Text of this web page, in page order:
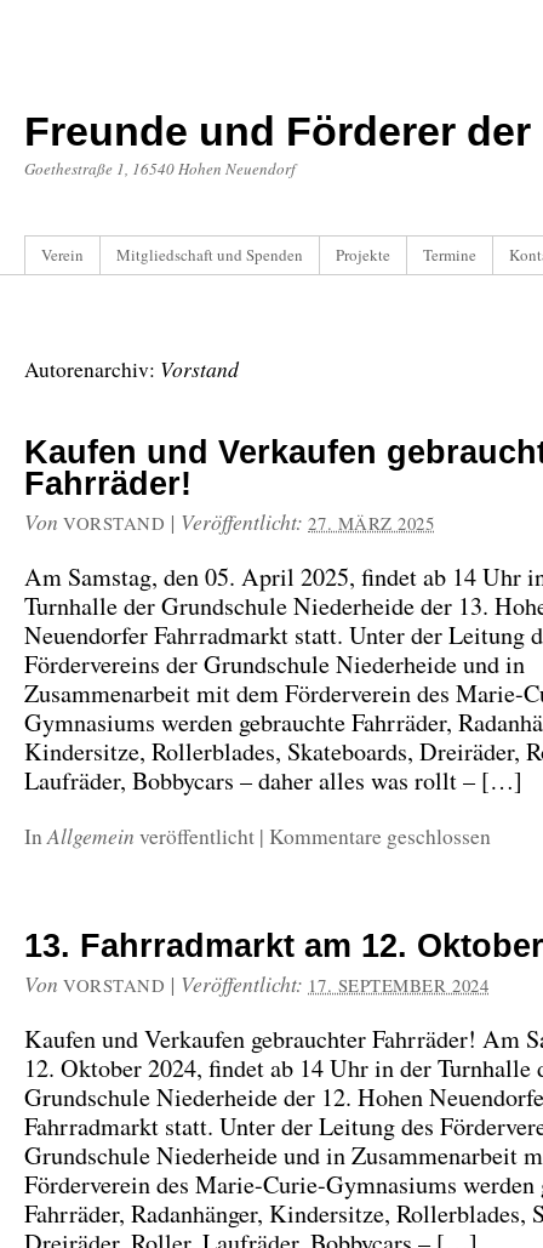
Freunde und Förderer
Goethestraße 1, 16540 Hohen Neuendorf
Verein Mitgliedschaft und Spenden Projekte Termine
Autorenarchiv: Vorstand
Kaufen und Verkaufen
Fahrräder!
Von VORSTAND | Veröffentlicht:27. MÄRZ 2025
Am Samstag, den 05. April 2025, findet ab 14 Uhr
Turnhalle der Grundschule Niederheide der 13.
Neuendorfer Fahrradmarkt statt. Unter der Leitung
Fördervereins der Grundschule Niederheide und in
Zusammenarbeit mit dem Förderverein des Marie-
Gymnasiums werden gebrauchte Fahrräder,
Kindersitze, Rollerblades, Skateboards, Dreiräder,
Laufräder, Bobbycars – daher alles was rollt – […]
InAllgemein veröffentlicht | Kommentare geschlossen
13. Fahrradmarkt am 12.
Von VORSTAND | Veröffentlicht: 17. SEPTEMBER 2024
Kaufen und Verkaufen gebrauchter Fahrräder! Am
12. Oktober 2024, findet ab 14 Uhr in der Turnhalle
Grundschule Niederheide der 12. Hohen
Fahrradmarkt statt. Unter der Leitung des
Grundschule Niederheide und in Zusammenarbeit
Förderverein des Marie-Curie-Gymnasiums werden
Fahrräder, Radanhänger, Kindersitze, Rollerblades,